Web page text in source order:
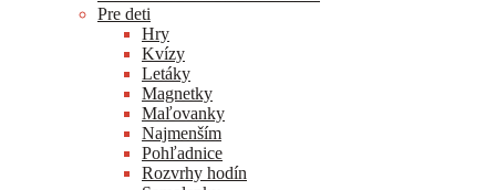
Pre deti
Hry
Kvízy
Letáky
Magnetky
Maľovanky
Najmenším
Pohľadnice
Rozvrhy hodín